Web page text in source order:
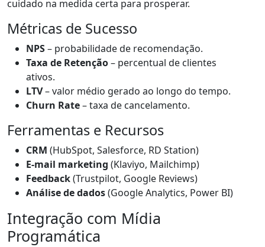
cuidado na medida certa para prosperar.
Métricas de Sucesso
NPS– probabilidade de recomendação.
Taxa de Retenção– percentual de clientes
ativos.
LTV– valor médio gerado ao longo do tempo.
Churn Rate– taxa de cancelamento.
Ferramentas e Recursos
CRM (HubSpot, Salesforce, RD Station)
E-mail marketing (Klaviyo, Mailchimp)
Feedback(Trustpilot, Google Reviews)
Análise de dados(Google Analytics, Power BI)
Integração com Mídia
Programática